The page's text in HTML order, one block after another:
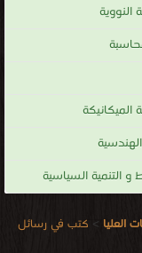
التنمية السياسية
العليا > كتب في رسائل